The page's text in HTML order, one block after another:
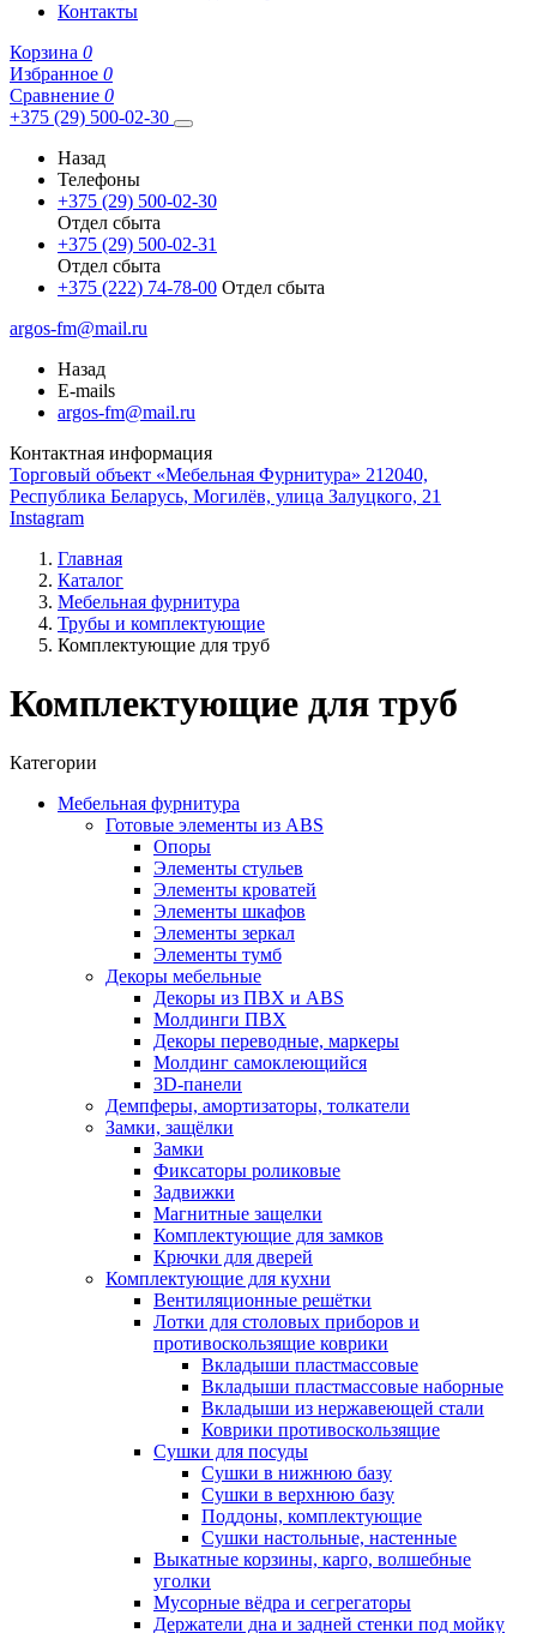
Контакты
Корзина 0
Избранное 0
Сравнение 0
+375 (29) 500-02-30
Назад
Телефоны
+375 (29) 500-02-30
Отдел сбыта
+375 (29) 500-02-31
Отдел сбыта
+375 (222) 74-78-00 Отдел сбыта
argos-fm@mail.ru
Назад
E-mails
argos-fm@mail.ru
Контактная информация
Торговый объект «Мебельная Фурнитура» 212040,
Республика Беларусь, Могилёв, улица Залуцкого, 21
Instagram
Главная
Каталог
Мебельная фурнитура
Трубы и комплектующие
Комплектующие для труб
Комплектующие для труб
Категории
Мебельная фурнитура
Готовые элементы из ABS
Опоры
Элементы стульев
Элементы кроватей
Элементы шкафов
Элементы зеркал
Элементы тумб
Декоры мебельные
Декоры из ПВХ и ABS
Молдинги ПВХ
Декоры переводные, маркеры
Молдинг самоклеющийся
3D-панели
Демпферы, амортизаторы, толкатели
Замки, защёлки
Замки
Фиксаторы роликовые
Задвижки
Магнитные защелки
Комплектующие для замков
Крючки для дверей
Комплектующие для кухни
Вентиляционные решётки
Лотки для столовых приборов и
противоскользящие коврики
Вкладыши пластмассовые
Вкладыши пластмассовые наборные
Вкладыши из нержавеющей стали
Коврики противоскользящие
Сушки для посуды
Сушки в нижнюю базу
Сушки в верхнюю базу
Поддоны, комплектующие
Сушки настольные, настенные
Выкатные корзины, карго, волшебные
уголки
Мусорные вёдра и сегрегаторы
Держатели дна и задней стенки под мойку